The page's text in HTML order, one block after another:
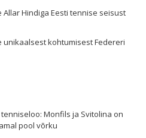
Hindiga Eesti tennise seisust
unikaalsest kohtumisest Federeri
Monfils ja Svitolina on
pool võrku